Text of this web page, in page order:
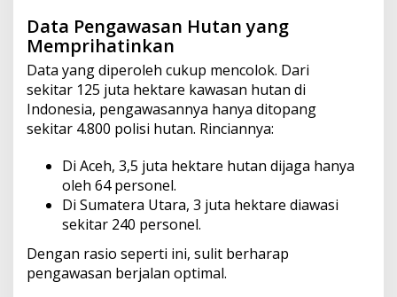
Data Pengawasan Hutan yang
Memprihatinkan
Data yang diperoleh cukup mencolok. Dari
sekitar 125 juta hektare kawasan hutan di
Indonesia, pengawasannya hanya ditopang
sekitar 4.800 polisi hutan. Rinciannya:
Di Aceh, 3,5 juta hektare hutan dijaga hanya
oleh 64 personel.
Di Sumatera Utara, 3 juta hektare diawasi
sekitar 240 personel.
Dengan rasio seperti ini, sulit berharap
pengawasan berjalan optimal.